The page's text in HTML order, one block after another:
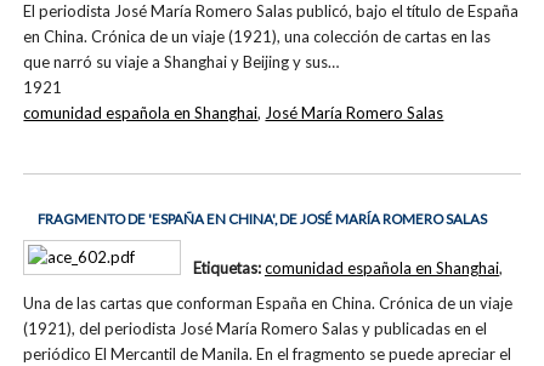
El periodista José María Romero Salas publicó, bajo el título de España
en China. Crónica de un viaje (1921), una colección de cartas en las
que narró su viaje a Shanghai y Beijing y sus…
1921
comunidad española en Shanghai, José María Romero Salas
FRAGMENTO DE 'ESPAÑA EN CHINA', DE JOSÉ MARÍA ROMERO SALAS
Una de las cartas que conforman España en China. Crónica de un viaje
(1921), del periodista José María Romero Salas y publicadas en el
periódico El Mercantil de Manila. En el fragmento se puede apreciar el
Etiquetas:comunidad española en Shanghai,